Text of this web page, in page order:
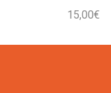
15,00€